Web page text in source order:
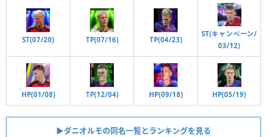
ST(07/20) TP(07/16) TP(04/23)
ST(キャンペーン/
03/12)
HP(01/08) TP(12/04) HP(09/18) HP(05/19)
▶︎ダニオルモの同名一覧とランキングを見る